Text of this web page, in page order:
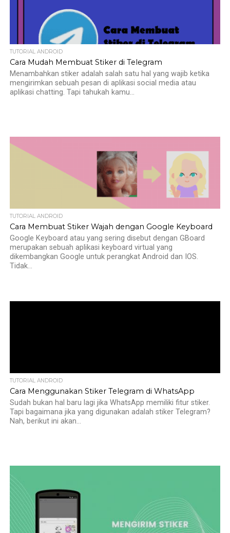
TUTORIAL ANDROID
Cara Mudah Membuat Stiker di Telegram
Menambahkan stiker adalah salah satu hal yang wajib ketika
mengirimkan sebuah pesan di aplikasi social media atau
aplikasi chatting. Tapi tahukah kamu...
TUTORIAL ANDROID
Cara Membuat Stiker Wajah dengan Google Keyboard
Google Keyboard atau yang sering disebut dengan GBoard
merupakan sebuah aplikasi keyboard virtual yang
dikembangkan Google untuk perangkat Android dan IOS.
Tidak...
TUTORIAL ANDROID
Cara Menggunakan Stiker Telegram di WhatsApp
Sudah bukan hal baru lagi jika WhatsApp memiliki fitur stiker.
Tapi bagaimana jika yang digunakan adalah stiker Telegram?
Nah, berikut ini akan...